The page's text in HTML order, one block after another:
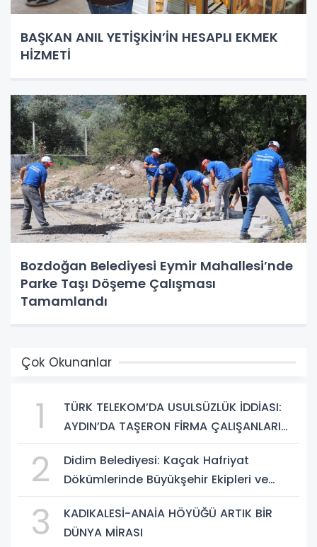
BAŞKAN ANIL YETİŞKİN’İN HESAPLI EKMEK
HİZMETİ
Bozdoğan Belediyesi Eymir Mahallesi’nde
Parke Taşı Döşeme Çalışması
Tamamlandı
Çok Okunanlar
1
TÜRK TELEKOM’DA USULSÜZLÜK İDDİASI:
AYDIN’DA TAŞERON FİRMA ÇALIŞANLARI
2
Didim Belediyesi: Kaçak Hafriyat
Dökümlerinde Büyükşehir Ekipleri ve
3
KADIKALESİ-ANAİA HÖYÜĞÜ ARTIK BİR
DÜNYA MİRASI